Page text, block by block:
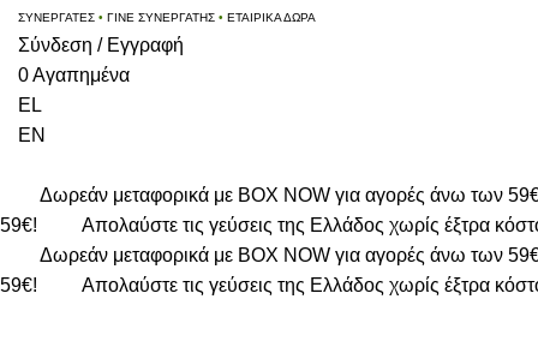
ΣΥΝΕΡΓΑΤΕΣ • ΓΙΝΕ ΣΥΝΕΡΓΑΤΗΣ • ΕΤΑΙΡΙΚΑ ΔΩΡΑ
Σύνδεση / Εγγραφή
0Αγαπημένα
EL
EN
Δωρεάν μεταφορικά με BOX NOW για αγορές άνω των
59€!
Απολαύστε τις γεύσεις της Ελλάδος χωρίς έξτρα
Δωρεάν μεταφορικά με BOX NOW για αγορές άνω των
59€!
Απολαύστε τις γεύσεις της Ελλάδος χωρίς έξτρα